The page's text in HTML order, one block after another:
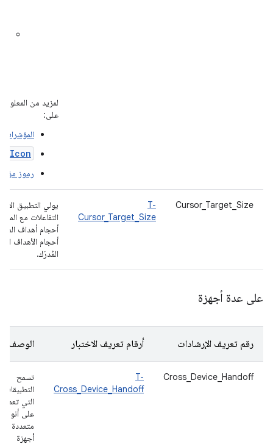
لمزيد من
على:
المؤشرات
رموز
Cursor_Target_Size
T-
Cursor_Target_Size
يولي التطبيق
التفاعلات مع
أحجام أهداف
أحجام الأهداف
المُدرَك.
على عدة أجهزة
رقم تعريف الإرشادات أرقام تعريف الاختبار الوصف
Cross_Device_Handoff
T-
Cross_Device_Handoff
تسمح
التطبيقات
التي تعمل
على أنواع
متعددة من
أجهزة